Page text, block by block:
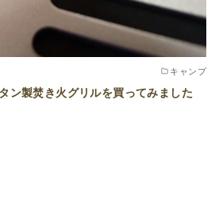
キャンプ
製焚き火グリルを買ってみました